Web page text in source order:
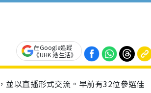
在Google追蹤
《UHK 港生活》
並以直播形式交流。早前有32位參選佳